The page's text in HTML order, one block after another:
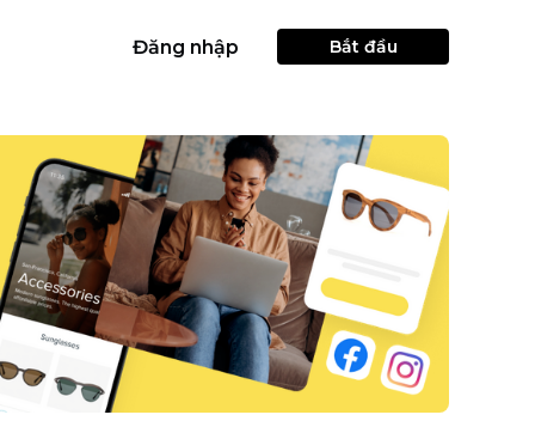
Đăng nhập Bắt đầu